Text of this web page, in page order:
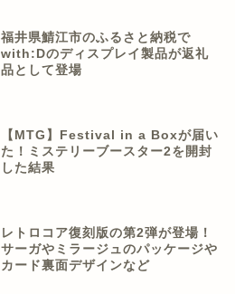
福井県鯖江市のふるさと納税で
with:Dのディスプレイ製品が返礼
品として登場
【MTG】Festival in a Boxが届い
た！ミステリーブースター2を開封
した結果
レトロコア復刻版の第2弾が登場！
サーガやミラージュのパッケージや
カード裏面デザインなど